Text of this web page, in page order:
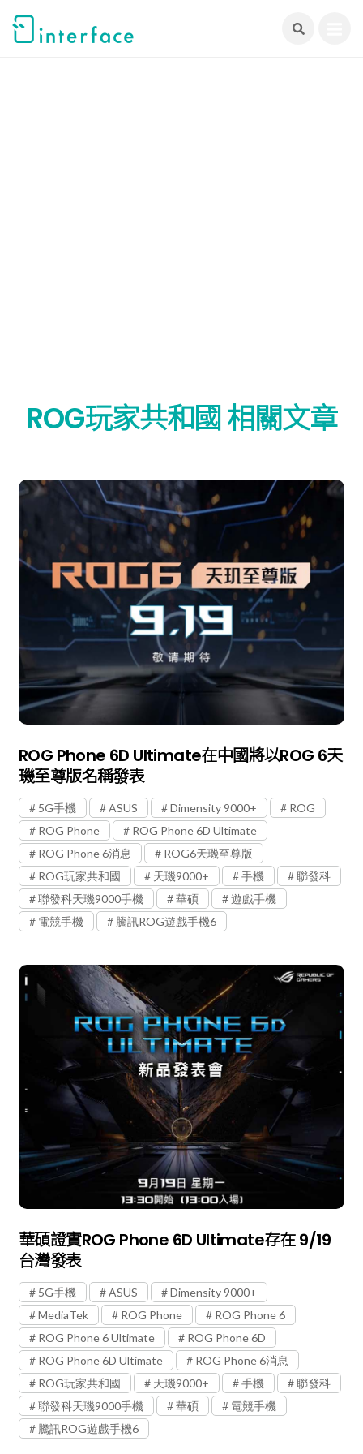
ROG玩家共和國 相關文章
ROG Phone 6D Ultimate在中國將以ROG 6天
璣至尊版名稱發表
5G手機 ASUS Dimensity 9000+
ROG
ROG Phone
ROG Phone 6D Ultimate
ROG Phone 6消息
ROG6天璣至尊版
ROG玩家共和國
天璣9000+ 手機
聯發科
聯發科天璣9000手機
華碩
遊戲手機
電競手機
騰訊ROG遊戲手機6
華碩證實ROG Phone 6D Ultimate存在 9/19
台灣發表
5G手機 ASUS
Dimensity 9000+
MediaTek
ROG Phone
ROG Phone 6
ROG Phone 6 Ultimate
ROG Phone 6D
ROG Phone 6D Ultimate
ROG Phone 6消息
ROG玩家共和國
天璣9000+ 手機
聯發科
聯發科天璣9000手機
華碩
電競手機
騰訊ROG遊戲手機6